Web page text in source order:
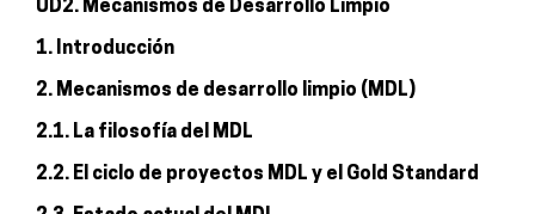
UD2. Mecanismos de Desarrollo Limpio
1. Introducción
2. Mecanismos de desarrollo limpio (MDL)
2.1. La filosofía del MDL
2.2. El ciclo de proyectos MDL y el Gold Standard